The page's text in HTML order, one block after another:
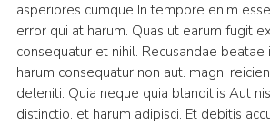
asperiores cumque In tempore enim
error qui at harum. Quas ut earum fugit
consequatur et nihil. Recusandae beatae
harum consequatur non aut. magni
deleniti. Quia neque quia blanditiis Aut
distinctio. et harum adipisci. Et debitis